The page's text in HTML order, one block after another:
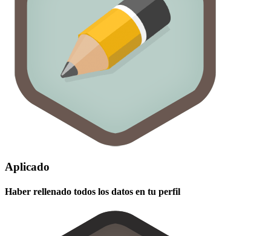
Aplicado
Haber rellenado todos los datos en tu perfil